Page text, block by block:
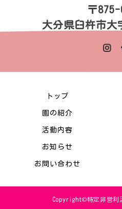
〒875-
大分県臼杵市大
トップ
園の紹介
活動内容
お知らせ
お問い合わせ
Copyright©特定非営利